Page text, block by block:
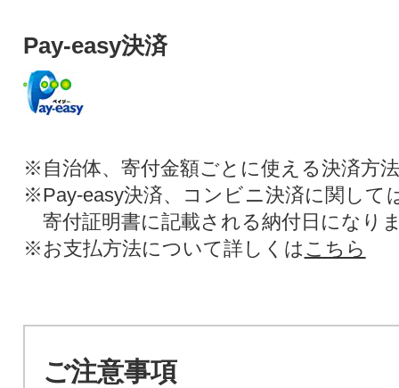
Pay-easy決済
※自治体、寄付金額ごとに使える決済方
※Pay-easy決済、コンビニ決済に関して
寄付証明書に記載される納付日になり
※お支払方法について詳しくは こちら
ご注意事項